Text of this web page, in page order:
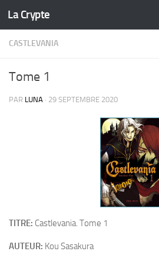
Skip to content
La Crypte
CASTLEVANIA
Tome 1
PAR LUNA · 29 SEPTEMBRE 2020
TITRE: Castlevania. Tome 1
AUTEUR: Kou Sasakura